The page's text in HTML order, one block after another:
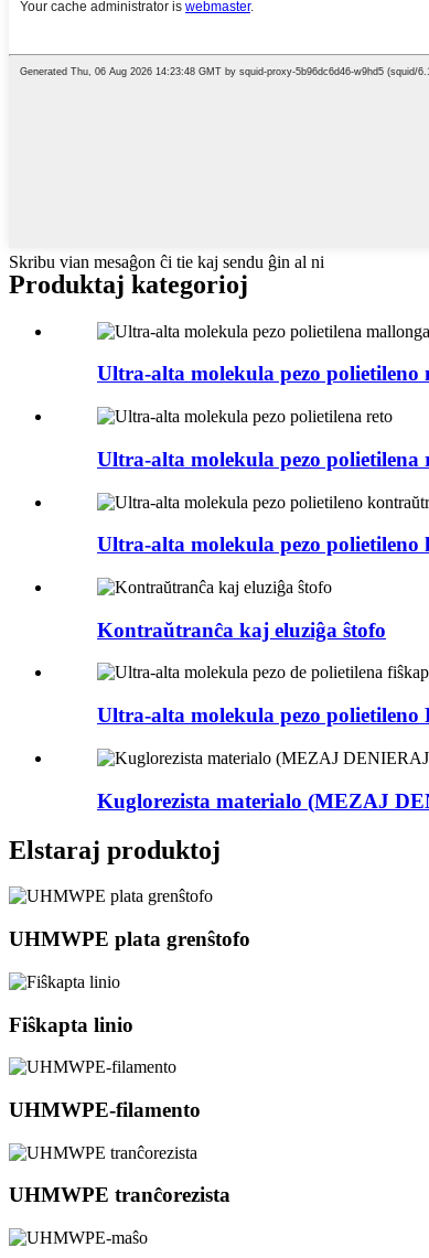
Skribu vian mesaĝon ĉi tie kaj sendu ĝin al ni
Produktaj kategorioj
Ultra-alta molekula pezo polietileno
Ultra-alta molekula pezo polietilena
Ultra-alta molekula pezo polietileno
Kontraŭtranĉa kaj eluziĝa ŝtofo
Ultra-alta molekula pezo polietileno
Kuglorezista materialo (MEZAJ
Elstaraj produktoj
UHMWPE plata grenŝtofo
Fiŝkapta linio
UHMWPE-filamento
UHMWPE tranĉorezista